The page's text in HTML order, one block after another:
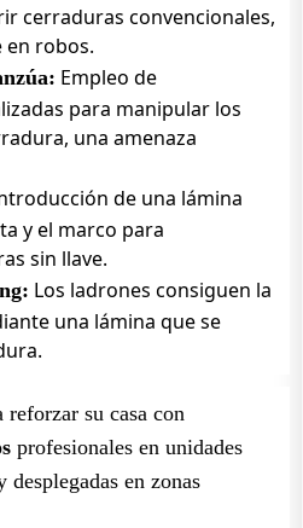
cerraduras convencionales,
en robos.
Empleo de
para manipular los
una amenaza
de una lámina
y el marco para
sin llave.
Los ladrones consiguen la
una lámina que se
reforzar su casa con
profesionales en unidades
en zonas